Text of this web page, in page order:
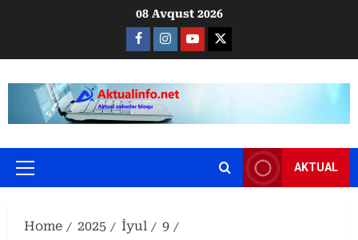
08 Avqust 2026
Facebook
Instagram
Youtube
X
Primary
AKTUAL
Home 2025 İyul
9